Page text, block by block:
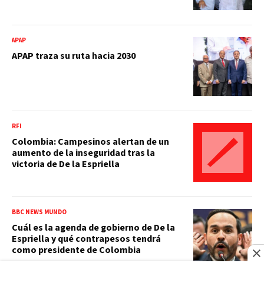
APAP
APAP traza su ruta hacia 2030
RFI
Colombia: Campesinos alertan de un
aumento de la inseguridad tras la
victoria de De la Espriella
BBC NEWS MUNDO
Cuál es la agenda de gobierno de De la
Espriella y qué contrapesos tendrá
como presidente de Colombia